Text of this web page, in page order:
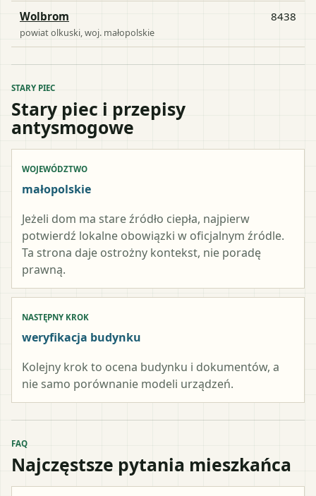
Wolbrom
powiatolkuski , woj. małopolskie
8438
STARY PIEC
Stary piec i przepisy
antysmogowe
WOJEWÓDZTWO
małopolskie
Jeżeli dom ma stare źródło ciepła, najpierw
potwierdź lokalne obowiązki w oficjalnym źródle.
Ta strona daje ostrożny kontekst, nie poradę
prawną.
NASTĘPNY KROK
weryfikacja budynku
Kolejny krok to ocena budynku i dokumentów, a
nie samo porównanie modeli urządzeń.
FAQ
Najczęstsze pytania mieszkańca